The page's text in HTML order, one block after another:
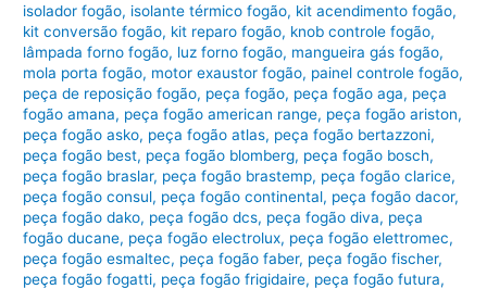
isolador fogão, isolante térmico fogão, kit acendimento fogão,
kit conversão fogão, kit reparo fogão, knob controle fogão,
lâmpada forno fogão, luz forno fogão, mangueira gás fogão,
mola porta fogão, motor exaustor fogão, painel controle fogão,
peça de reposição fogão, peça fogão, peça fogão aga, peça
fogão amana, peça fogão american range, peça fogão ariston,
peça fogão asko, peça fogão atlas, peça fogão bertazzoni,
peça fogão best, peça fogão blomberg, peça fogão bosch,
peça fogão braslar, peça fogão brastemp, peça fogão clarice,
peça fogão consul, peça fogão continental, peça fogão dacor,
peça fogão dako, peça fogão dcs, peça fogão diva, peça
fogão ducane, peça fogão electrolux, peça fogão elettromec,
peça fogão esmaltec, peça fogão faber, peça fogão fischer,
peça fogão fogatti, peça fogão frigidaire, peça fogão futura,